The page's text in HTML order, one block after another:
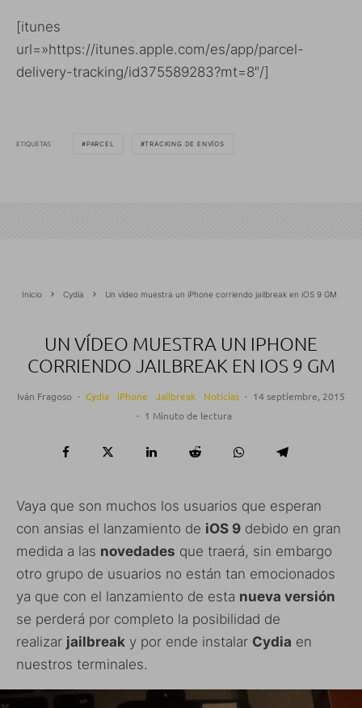
[itunes
url=»https://itunes.apple.com/es/app/parcel-
delivery-tracking/id375589283?mt=8″/]
ETIQUETAS PARCEL TRACKING DE ENVÍOS
Inicio Cydia Un vídeo muestra un iPhone corriendo jailbreak en iOS 9 GM
UN VÍDEO MUESTRA UN IPHONE
CORRIENDO JAILBREAK EN IOS 9 GM
Iván Fragoso · Cydia iPhone Jailbreak Noticias · 14 septiembre, 2015
· 1 Minuto de lectura
Vaya que son muchos los usuarios que esperan
con ansias el lanzamiento de iOS 9 debido en gran
medida a las novedades que traerá, sin embargo
otro grupo de usuarios no están tan emocionados
ya que con el lanzamiento de esta nueva versión
se perderá por completo la posibilidad de
realizar jailbreak y por ende instalar Cydia en
nuestros terminales.